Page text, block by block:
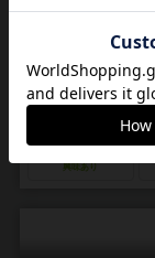
犬をいっぱい並べ
ブリーダーとなっ
から犬を取り自分
興味あり